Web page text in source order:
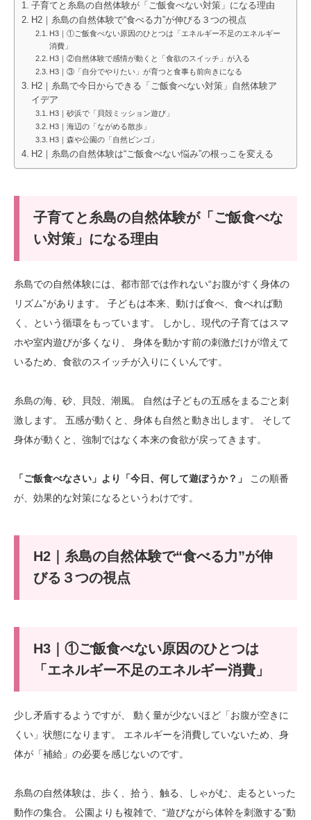
子育てと糸島の自然体験が「ご飯食べない対策」になる理由
H2｜糸島の自然体験で“食べる力”が伸びる３つの視点
H3｜①ご飯食べない原因のひとつは「エネルギー不足のエネルギー
消費」
H3｜②自然体験で感情が動くと「食欲のスイッチ」が入る
H3｜③「自分でやりたい」が育つと食事も前向きになる
H2｜糸島で今日からできる「ご飯食べない対策」自然体験ア
イデア
H3｜砂浜で「貝殻ミッション遊び」
H3｜海辺の「ながめる散歩」
H3｜森や公園の「自然ビンゴ」
H2｜糸島の自然体験は“ご飯食べない悩み”の根っこを変える
子育てと糸島の自然体験が「ご飯食べな
い対策」になる理由
糸島での自然体験には、都市部では作れない“お腹がすく身体の
リズム”があります。 子どもは本来、動けば食べ、食べれば動
く、という循環をもっています。 しかし、現代の子育てはスマ
ホや室内遊びが多くなり、 身体を動かす前の刺激だけが増えて
いるため、食欲のスイッチが入りにくいんです。
糸島の海、砂、貝殻、潮風。 自然は子どもの五感をまるごと刺
激します。 五感が動くと、身体も自然と動き出します。 そして
身体が動くと、強制ではなく本来の食欲が戻ってきます。
「ご飯食べなさい」より「今日、何して遊ぼうか？」
この順番
が、効果的な対策になるというわけです。
H2｜糸島の自然体験で“食べる力”が伸
びる３つの視点
H3｜①ご飯食べない原因のひとつは
「エネルギー不足のエネルギー消費」
少し矛盾するようですが、 動く量が少ないほど「お腹が空きに
くい」状態になります。 エネルギーを消費していないため、身
体が「補給」の必要を感じないのです。
糸島の自然体験は、歩く、拾う、触る、しゃがむ、走るといった
動作の集合。 公園よりも複雑で、“遊びながら体幹を刺激する”動